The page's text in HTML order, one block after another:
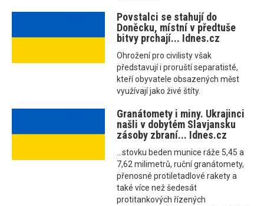
Povstalci se stahují do
Doněcku, místní v předtuše
bitvy prchají... Idnes.cz
Ohrožení pro civilisty však
představují i proruští separatisté,
kteří obyvatele obsazených měst
využívají jako živé štíty.
Granátomety i miny. Ukrajinci
našli v dobytém Slavjansku
zásoby zbraní... Idnes.cz
...stovku beden munice ráže 5,45 a
7,62 milimetrů, ruční granátomety,
přenosné protiletadlové rakety a
také více než šedesát
protitankových řízených